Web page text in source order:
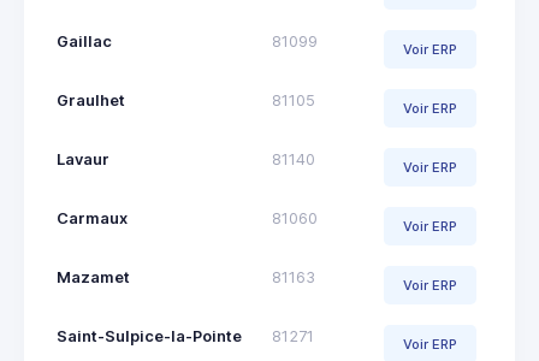
Gaillac 81099 Voir ERP
Graulhet 81105 Voir ERP
Lavaur 81140 Voir ERP
Carmaux 81060 Voir ERP
Mazamet 81163 Voir ERP
Saint-Sulpice-la-Pointe 81271 Voir ERP